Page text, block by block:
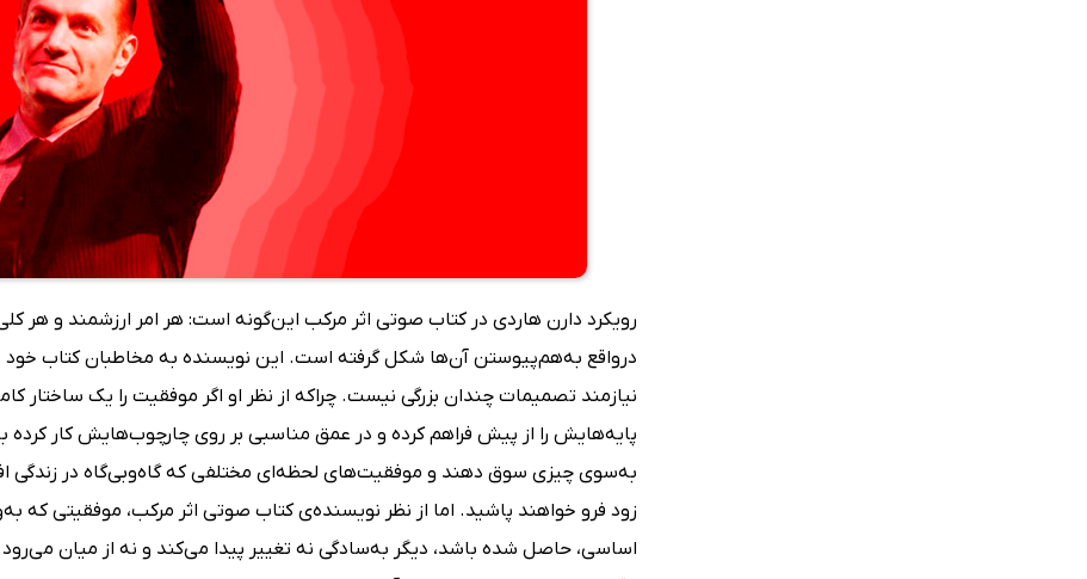
رویکرد دارن هاردی در کتاب صوتی اثر مرکب این‌گونه است: هر امر ارزشمند و هر
درواقع به‌هم‌پیوستن آن‌ها شکل گرفته است. این نویسنده به مخاطبان کتاب خود
نیازمند تصمیمات چندان بزرگی نیست. چراکه از نظر او اگر موفقیت را یک ساختار
پایه‌هایش را از پیش فراهم کرده و در عمق مناسبی بر روی چارچوب‌هایش کار
به‌سوی چیزی سوق دهند و موفقیت‌های لحظه‌ای مختلفی که گاه‌وبی‌گاه در زندگی
زود فرو خواهند پاشید. اما از نظر نویسنده‌ی کتاب صوتی اثر مرکب، موفقیتی
اساسی، حاصل شده باشد، دیگر به‌سادگی نه تغییر پیدا می‌کند و نه از میان